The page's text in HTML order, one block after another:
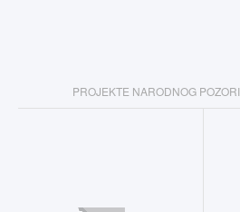
PROJEKTE NARODNOG